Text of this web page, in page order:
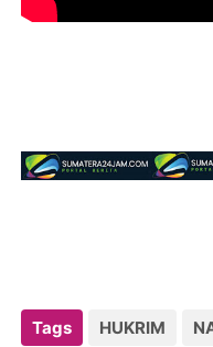
Tags HUKRIM